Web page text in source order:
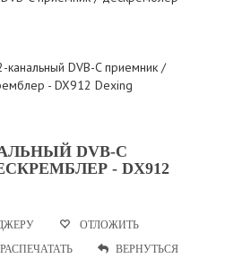
DVB-C
- DX912
ОТЛОЖИТЬ
РАСПЕЧАТАТЬ ВЕРНУТЬСЯ